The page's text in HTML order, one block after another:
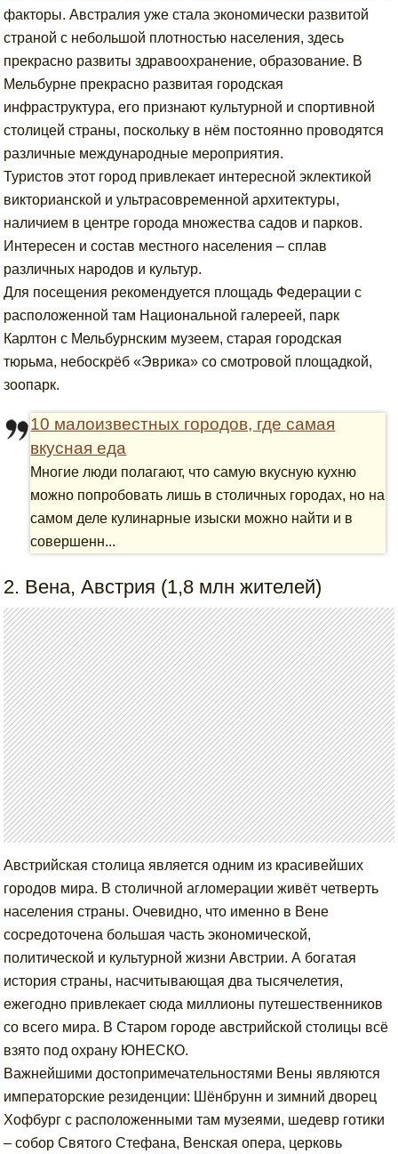
факторы. Австралия уже стала экономически развитой
страной с небольшой плотностью населения, здесь
прекрасно развиты здравоохранение, образование. В
Мельбурне прекрасно развитая городская
инфраструктура, его признают культурной и спортивной
столицей страны, поскольку в нём постоянно проводятся
различные международные мероприятия.
Туристов этот город привлекает интересной эклектикой
викторианской и ультрасовременной архитектуры,
наличием в центре города множества садов и парков.
Интересен и состав местного населения – сплав
различных народов и культур.
Для посещения рекомендуется площадь Федерации с
расположенной там Национальной галереей, парк
Карлтон с Мельбурнским музеем, старая городская
тюрьма, небоскрёб «Эврика» со смотровой площадкой,
зоопарк.
10 малоизвестных городов, где самая
вкусная еда
Многие люди полагают, что самую вкусную кухню
можно попробовать лишь в столичных городах, но на
самом деле кулинарные изыски можно найти и в
совершенн...
2. Вена, Австрия (1,8 млн жителей)
Австрийская столица является одним из красивейших
городов мира. В столичной агломерации живёт четверть
населения страны. Очевидно, что именно в Вене
сосредоточена большая часть экономической,
политической и культурной жизни Австрии. А богатая
история страны, насчитывающая два тысячелетия,
ежегодно привлекает сюда миллионы путешественников
со всего мира. В Старом городе австрийской столицы всё
взято под охрану ЮНЕСКО.
Важнейшими достопримечательностями Вены являются
императорские резиденции: Шёнбрунн и зимний дворец
Хофбург с расположенными там музеями, шедевр готики
– собор Святого Стефана, Венская опера, церковь